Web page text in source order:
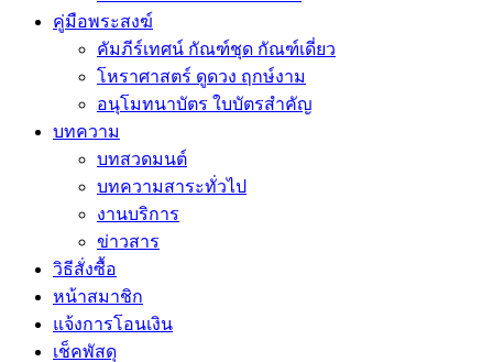
คู่มือพระสงฆ์
คัมภีร์เทศน์ กัณฑ์ชุด กัณฑ์เดี่ยว
โหราศาสตร์ ดูดวง ฤกษ์งาม
อนุโมทนาบัตร ใบบัตรสำคัญ
บทความ
บทสวดมนต์
บทความสาระทั่วไป
งานบริการ
ข่าวสาร
วิธีสั่งซื้อ
หน้าสมาชิก
แจ้งการโอนเงิน
เช็คพัสดุ